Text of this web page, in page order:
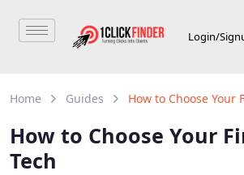
Login/
Home Guides How to Choose Your
How to Choose Your
Tech